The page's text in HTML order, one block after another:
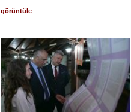
görüntüle